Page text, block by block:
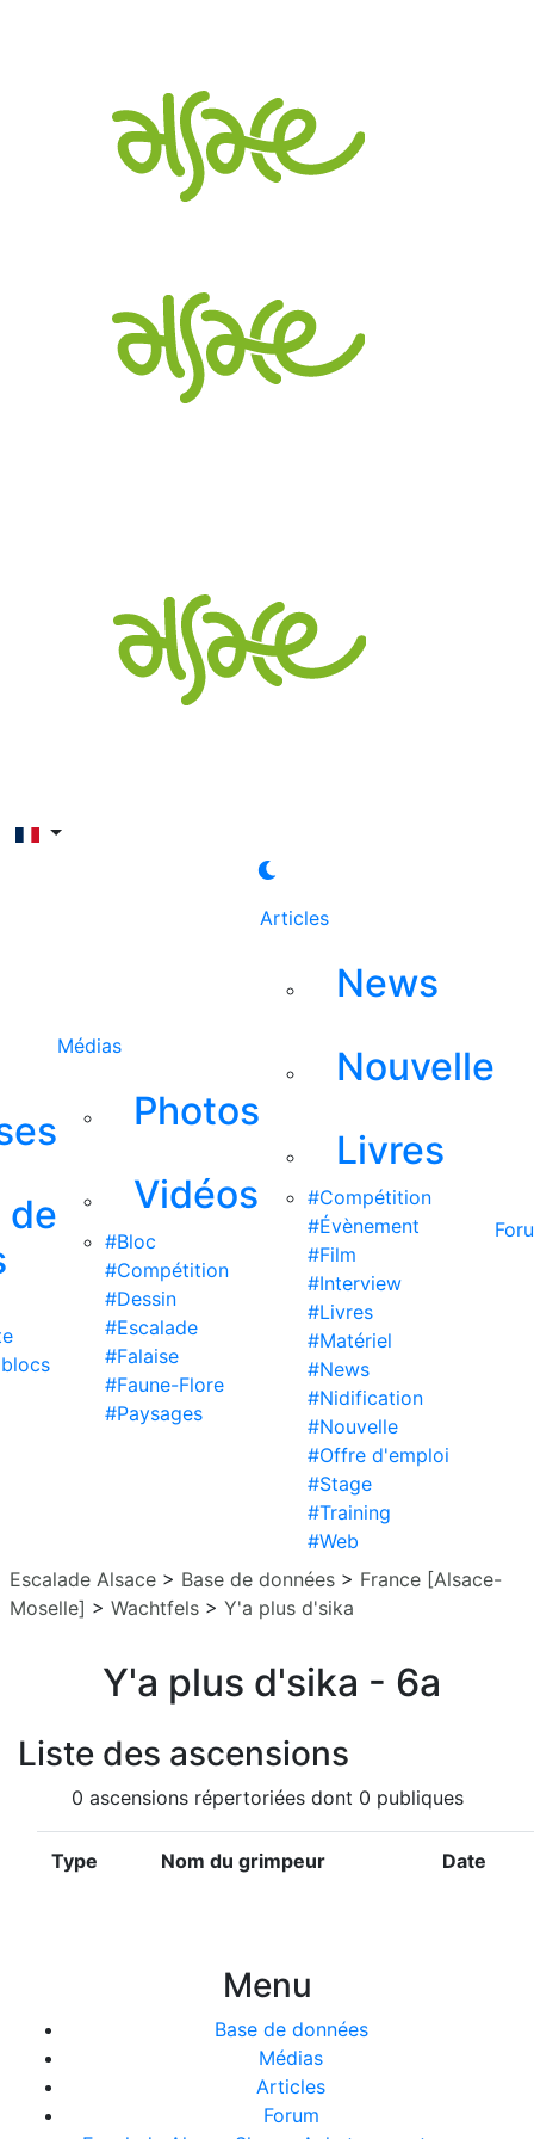
de
Médias
Photos
Vidéos
#Bloc
#Compétition
#Dessin
#Escalade
#Falaise
#Faune-Flore
#Paysages
Articles
News
Nouvelle
Livres
#Compétition
#Évènement
#Film
#Interview
#Livres
#Matériel
#News
#Nidification
#Nouvelle
#Offre d'emploi
#Stage
#Training
#Web
Escalade Alsace > Base de données > France [Alsace-
Moselle] > Wachtfels > Y'a plus d'sika
Y'a plus d'sika - 6a
Liste des ascensions
0 ascensions répertoriées dont 0 publiques
Type Nom du grimpeur Date
Menu
Base de données
Médias
Articles
Forum